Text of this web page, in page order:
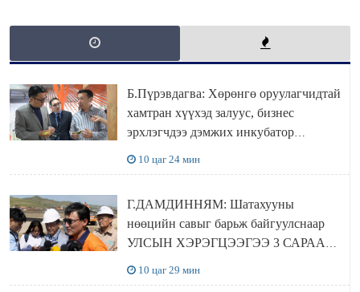
Б.Пүрэвдагва: Хөрөнгө оруулагчидтай
хамтран хүүхэд залуус, бизнес
эрхлэгчдээ дэмжих инкубатор
10 цаг 24 мин
Г.ДАМДИННЯМ: Шатахууны
нөөцийн савыг барьж байгуулснаар
УЛСЫН ХЭРЭГЦЭЭГЭЭ 3 САРААР
10 цаг 29 мин